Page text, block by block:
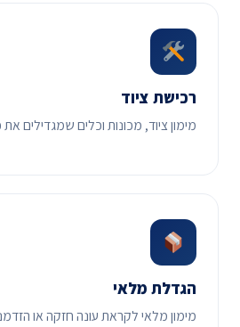
רכישת ציוד
מימון ציוד, מכונות וכלים שמגדילים את
הגדלת מלאי
מימון מלאי לקראת עונה חזקה או